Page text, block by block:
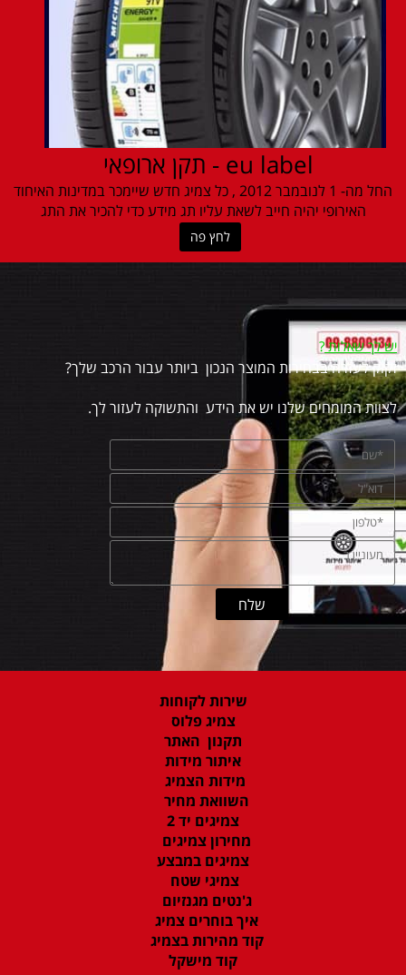
eu label - תקן ארופאי
החל מה- 1 לנובמבר 2012 , כל צמיג חדש שיימכר במדינות האיחוד
האירופי יהיה חייב לשאת עליו תג מידע כדי להכיר את התג
לחץ פה
יש לך שאלות?
זקוק לעזרה בבחירות המוצר הנכון ביותר עבור הרכב שלך?
לצוות המומחים שלנו יש את הידע והתשוקה לעזור לך.
שירות לקוחות
צמיג פלוס
תקנון האתר
איתור מידות
מידות הצמיג
השוואת מחיר
צמיגים יד 2
מחירון צמיגים
צמיגים במבצע
צמיגי שטח
ג'נטים מגנזיום
איך בוחרים צמיג
קוד מהירות בצמיג
קוד מישקל